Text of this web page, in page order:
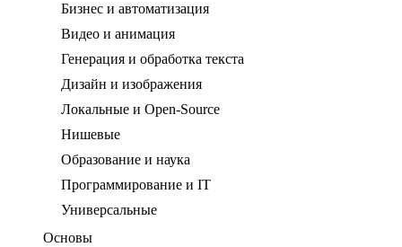
Бизнес и автоматизация
Видео и анимация
Генерация и обработка текста
Дизайн и изображения
Локальные и Open-Source
Нишевые
Образование и наука
Программирование и IT
Универсальные
Основы